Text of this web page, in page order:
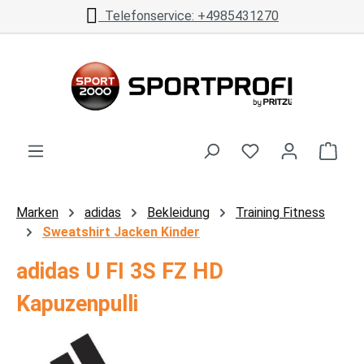
Zum Hauptinhalt springenTelefonservice: +4985431270
Marken adidas Bekleidung
Training Fitness
Sweatshirt Jacken Kinder
adidas U FI 3S FZ HD
Kapuzenpulli